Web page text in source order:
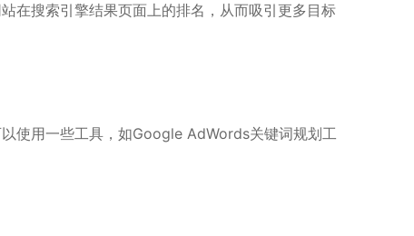
在搜索引擎结果页面上的排名，从而吸引更多目标
使用一些工具，如Google AdWords关键词规划工